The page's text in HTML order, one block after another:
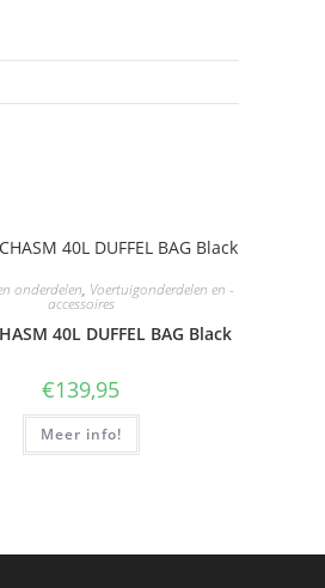
onderdelen, Voertuigonderdelen en -
accessoires
40L DUFFEL BAG Black
€139,95
Meer info!